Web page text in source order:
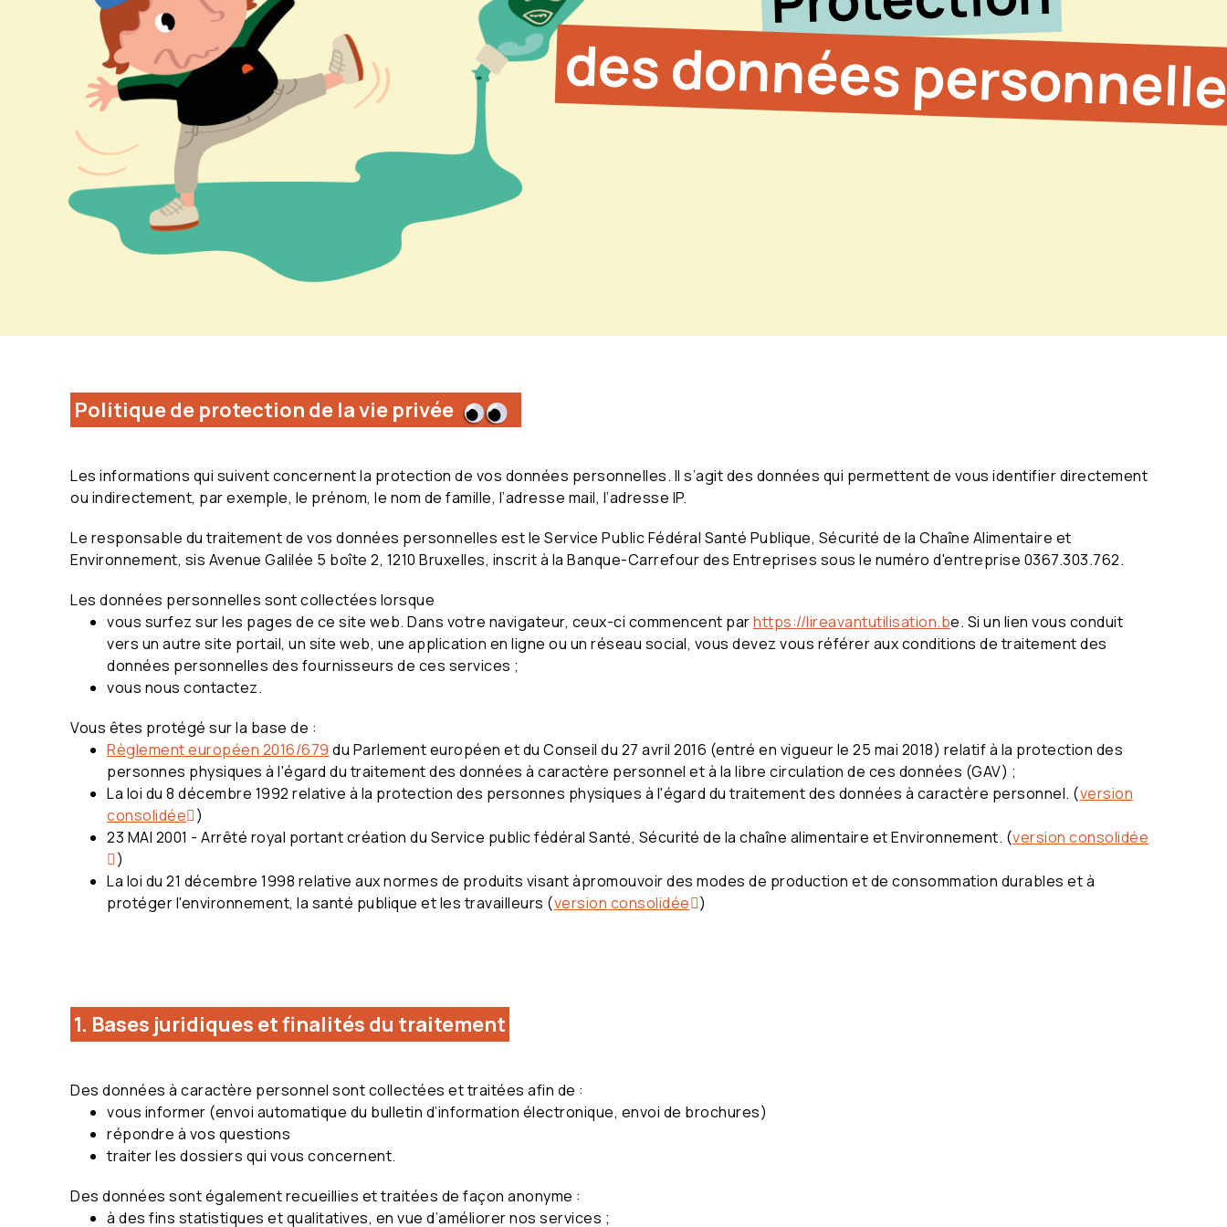
des données
Politique de protection de la vie privée
Les informations qui suivent concernent la protection de vos données personnelles. Il s’agit des données qui permettent de vous identifier directement
ou indirectement, par exemple, le prénom, le nom de famille, l’adresse mail, l’adresse IP.
Le responsable du traitement de vos données personnelles est le Service Public Fédéral Santé Publique, Sécurité de la Chaîne Alimentaire et
Environnement, sis Avenue Galilée 5 boîte 2, 1210 Bruxelles, inscrit à la Banque-Carrefour des Entreprises sous le numéro d'entreprise 0367.303.762.
Les données personnelles sont collectées lorsque
vous surfez sur les pages de ce site web. Dans votre navigateur, ceux-ci commencent parhttps://lireavantutilisation.be. Si un lien vous conduit
vers un autre site portail, un site web, une application en ligne ou un réseau social, vous devez vous référer aux conditions de traitement des
données personnelles des fournisseurs de ces services ;
vous nous contactez.
Vous êtes protégé sur la base de :
Règlement européen 2016/679 du Parlement européen et du Conseil du 27 avril 2016 (entré en vigueur le 25 mai 2018) relatif à la protection des
personnes physiques à l'égard du traitement des données à caractère personnel et à la libre circulation de ces données (GAV) ;
La loi du 8 décembre 1992 relative à la protection des personnes physiques à l'égard du traitement des données à caractère personnel. (version
consolidée )
23 MAI 2001 - Arrêté royal portant création du Service public fédéral Santé, Sécurité de la chaîne alimentaire et Environnement. (version consolidée
)
La loi du 21 décembre 1998 relative aux normes de produits visant àpromouvoir des modes de production et de consommation durables et à
protéger l'environnement, la santé publique et les travailleurs (version consolidée )
1. Bases juridiques et finalités du traitement
Des données à caractère personnel sont collectées et traitées afin de :
vous informer (envoi automatique du bulletin d’information électronique, envoi de brochures)
répondre à vos questions
traiter les dossiers qui vous concernent.
Des données sont également recueillies et traitées de façon anonyme :
à des fins statistiques et qualitatives, en vue d’améliorer nos services ;